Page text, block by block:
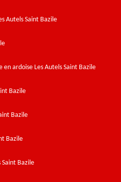
Autels Saint Bazile
ardoise Les Autels Saint Bazile
Bazile
Bazile
Bazile
Saint Bazile